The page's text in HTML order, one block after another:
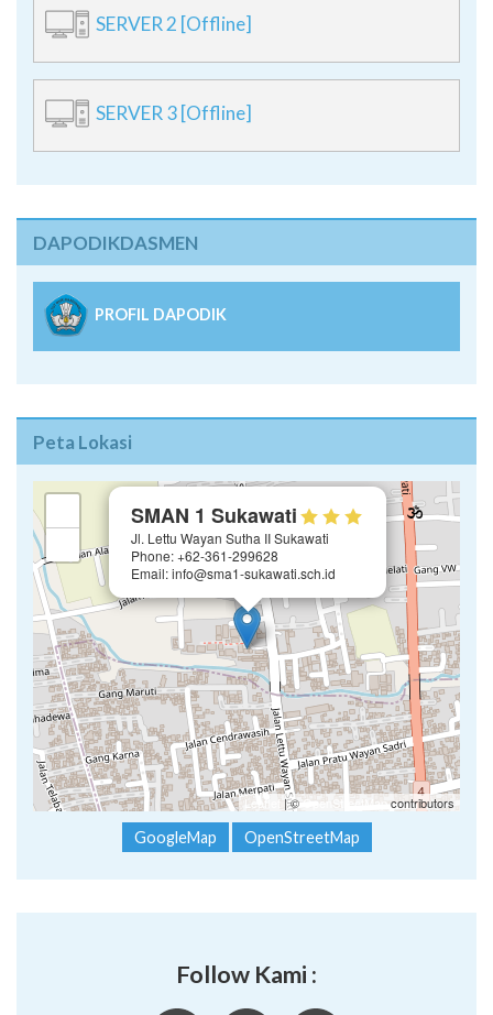
SERVER 2 [Offline]
SERVER 3 [Offline]
DAPODIKDASMEN
PROFIL DAPODIK
Peta Lokasi
SMAN 1 Sukawati
Jl. Lettu Wayan Sutha II Sukawati
Phone: +62-361-299628
Email: info@sma1-sukawati.sch.id
Leaflet | ©OpenStreetMap contributors
GoogleMap OpenStreetMap
Follow Kami :